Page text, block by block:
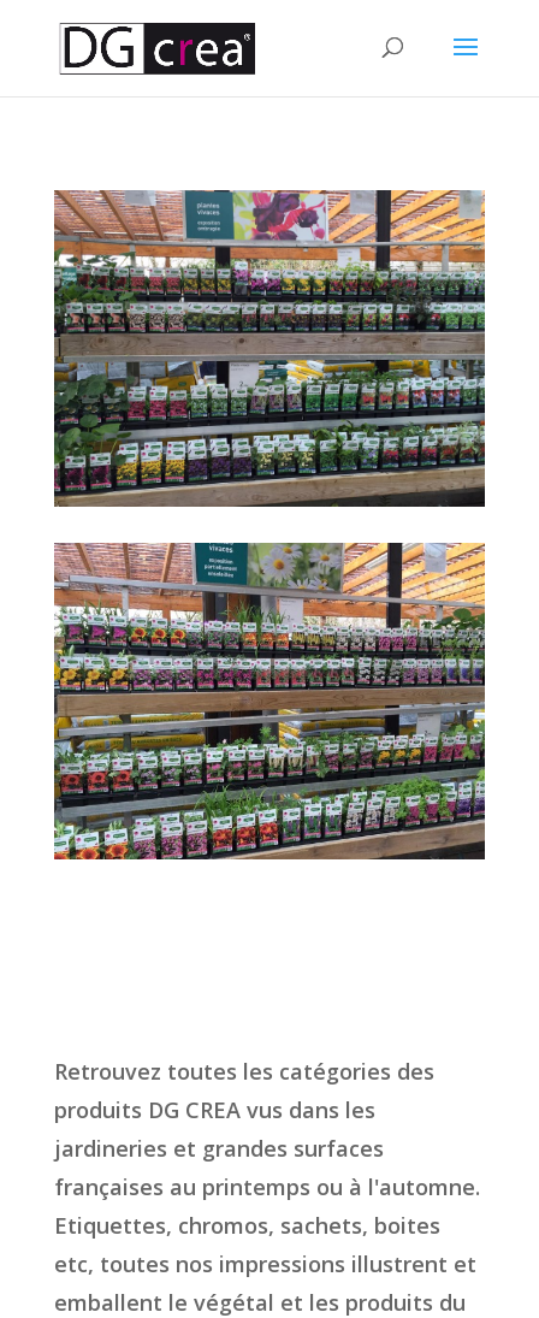
Retrouvez toutes les catégories des
produits DG CREA vus dans les
jardineries et grandes surfaces
françaises au printemps ou à l'automne.
Etiquettes, chromos, sachets, boites
etc, toutes nos impressions illustrent et
emballent le végétal et les produits du